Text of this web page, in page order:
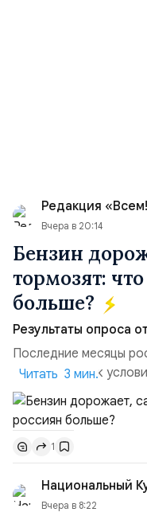
Редакция
Вчера в 20:14
Бензин
тормозят:
больше?
Результаты опроса
Последние месяцы
адаптируется к
стороны, происходит
необходимости,
поставках бензина. А
турбулентность:
блокировки сайтов,
российские
Читать 3 мин.
1
Национальный
Вчера в 8:22